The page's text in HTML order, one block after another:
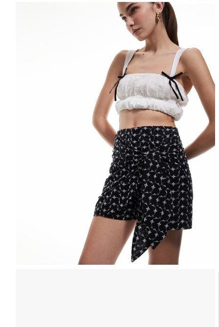
Puteți ajunge la
Selectează mărimea
Informațiile despre starea
Tabel de mărimi